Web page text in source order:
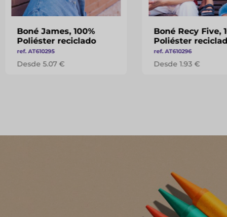
Boné James, 100%
Poliéster reciclado
ref. AT610295
Desde 5.07 €
Boné Recy Five,
Poliéster
ref. AT610296
Desde 1.93 €